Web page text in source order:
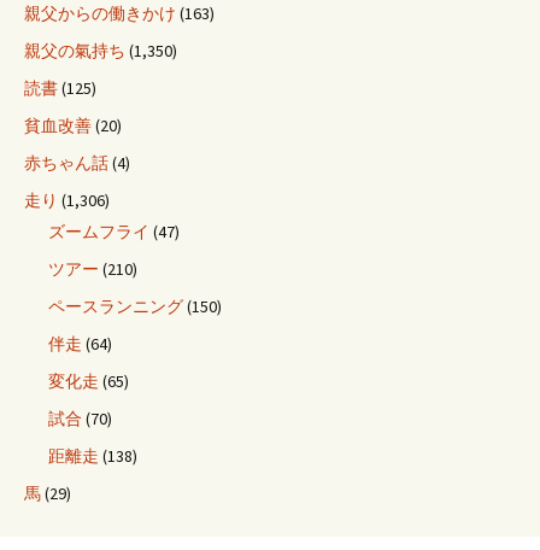
親父からの働きかけ (163)
親父の氣持ち (1,350)
読書(125)
貧血改善(20)
赤ちゃん話(4)
走り (1,306)
ズームフライ (47)
ツアー (210)
ペースランニング(150)
伴走 (64)
変化走 (65)
試合 (70)
距離走 (138)
馬(29)